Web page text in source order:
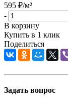
595 ₽/м²
-
В корзину
Купить в 1 клик
Поделиться
Задать вопрос